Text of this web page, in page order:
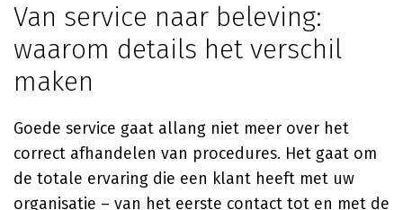
Van service naar beleving:
waarom details het verschil
maken
Goede service gaat allang niet meer over het
correct afhandelen van procedures. Het gaat om
de totale ervaring die een klant heeft met uw
organisatie – van het eerste contact tot en met de